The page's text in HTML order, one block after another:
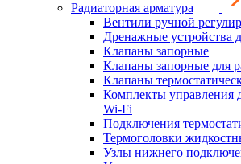
Радиаторная арматура
Вентили ручной
Дренажные устройства
Клапаны запорные
Клапаны запорные для
Клапаны
Комплекты управления
Wi-Fi
Подключения
Термоголовки
Узлы нижнего